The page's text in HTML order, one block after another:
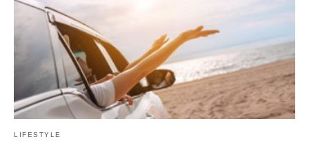
LIFESTYLE